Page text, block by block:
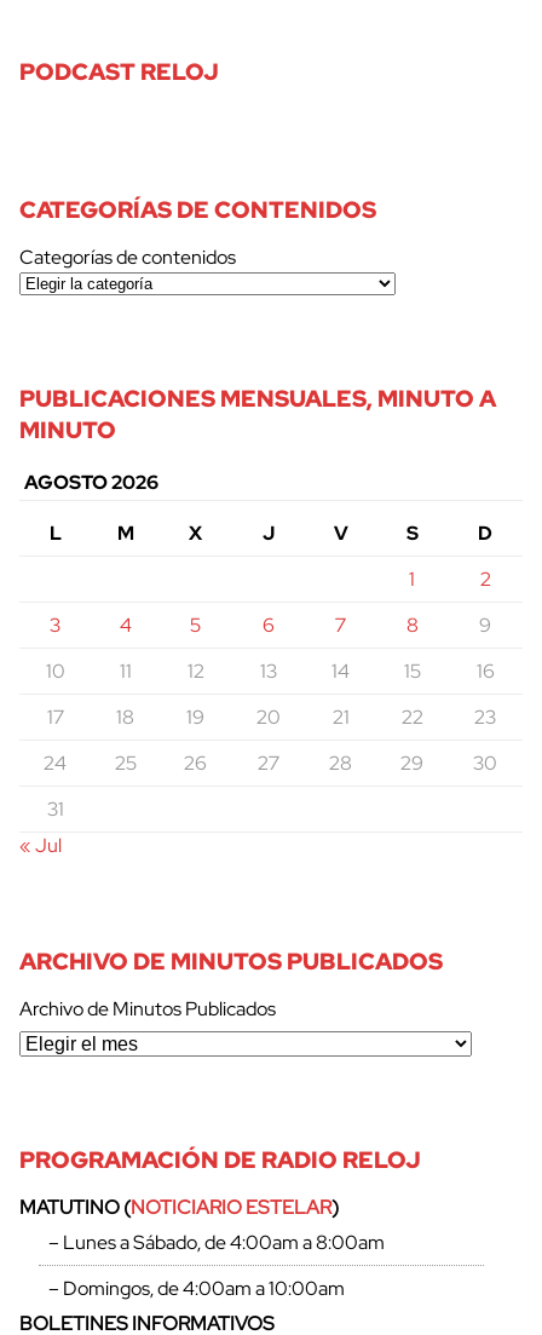
PODCAST RELOJ
CATEGORÍAS DE CONTENIDOS
Categorías de contenidos
PUBLICACIONES MENSUALES, MINUTO A
MINUTO
AGOSTO 2026
L
M X J V S
D
1
2
3
4 5 6 7 8
9
10
11 12 13 14 15
16
17
18 19 20 21 22
23
24
25 26 27 28 29
30
31
« Jul
ARCHIVO DE MINUTOS PUBLICADOS
Archivo de Minutos Publicados
PROGRAMACIÓN DE RADIO RELOJ
MATUTINO (NOTICIARIO ESTELAR)
– Lunes a Sábado, de 4:00am a 8:00am
– Domingos, de 4:00am a 10:00am
BOLETINES INFORMATIVOS